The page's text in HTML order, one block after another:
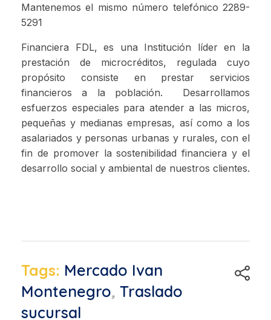
Mantenemos el mismo número telefónico 2289-
5291
Financiera FDL, es una Institución líder en la
prestación de microcréditos, regulada cuyo
propósito consiste en prestar servicios
financieros a la población. Desarrollamos
esfuerzos especiales para atender a las micros,
pequeñas y medianas empresas, así como a los
asalariados y personas urbanas y rurales, con el
fin de promover la sostenibilidad financiera y el
desarrollo social y ambiental de nuestros clientes.
Tags: Mercado Ivan
Montenegro, Traslado
sucursal